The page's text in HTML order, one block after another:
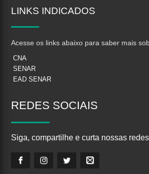
LINKS INDICADOS
Acesse os links abaixo para saber mais
CNA
SENAR
EAD SENAR
REDES SOCIAIS
Siga, compartilhe e curta nossas